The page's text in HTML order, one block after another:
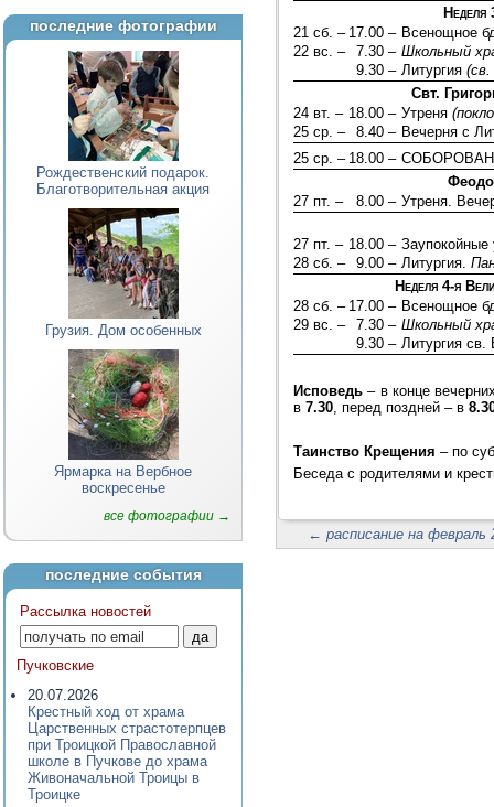
последние фотографии
Рождественский подарок.
Благотворительная акция
Грузия. Дом особенных
Ярмарка на Вербное
воскресенье
все фотографии →
последние события
Рассылка новостей
Пучковские
20.07.2026
Крестный ход от храма
Царственных страстотерпцев
при Троицкой Православной
школе в Пучкове до храма
Живоначальной Троицы в
Троицке
Неделя
21 сб. – 17.00 – Всенощное
22 вс. –
7.30 – Школьный
9.30 – Литургия
Свт.
24 вт. – 18.00 – Утреня
25 ср. –
8.40 – Вечерня с
25 ср. – 18.00 –
27 пт. –
8.00 – Утреня.
27 пт. – 18.00 – Заупокойные
28 сб. –
9.00 – Литургия.
Неделя 4-я
28 сб. – 17.00 – Всенощное
29 вс. –
7.30 – Школьный
9.30 – Литургия св.
Исповедь – в конце
в7.30, перед поздней – в
Таинство Крещения – по
Беседа с родителями и
← расписание на февраль